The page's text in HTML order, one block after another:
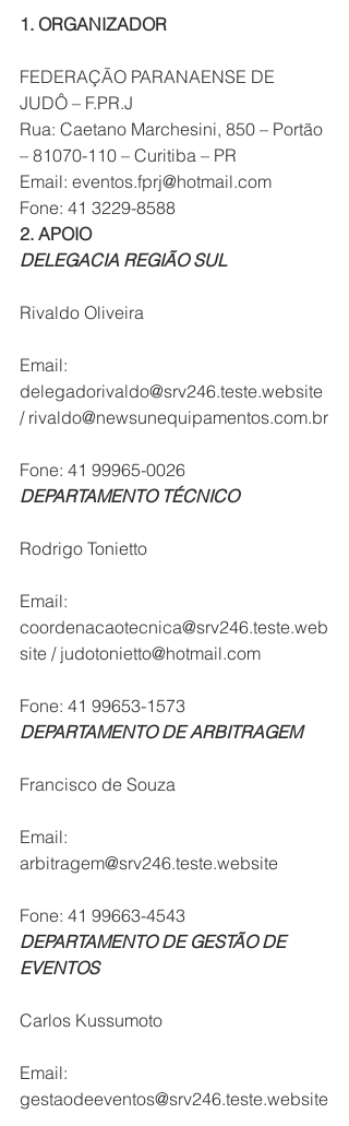
1. ORGANIZADOR
FEDERAÇÃO PARANAENSE DE
JUDÔ – F.PR.J
Rua: Caetano Marchesini, 850 – Portão
– 81070-110 – Curitiba – PR
Email: eventos.fprj@hotmail.com
Fone: 41 3229-8588
2. APOIO
DELEGACIA REGIÃO SUL
Rivaldo Oliveira
Email:
delegadorivaldo@srv246.teste.website
/ rivaldo@newsunequipamentos.com.br
Fone: 41 99965-0026
DEPARTAMENTO TÉCNICO
Rodrigo Tonietto
Email:
coordenacaotecnica@srv246.teste.web
site / judotonietto@hotmail.com
Fone: 41 99653-1573
DEPARTAMENTO DE ARBITRAGEM
Francisco de Souza
Email:
arbitragem@srv246.teste.website
Fone: 41 99663-4543
DEPARTAMENTO DE GESTÃO DE
EVENTOS
Carlos Kussumoto
Email:
gestaodeeventos@srv246.teste.website